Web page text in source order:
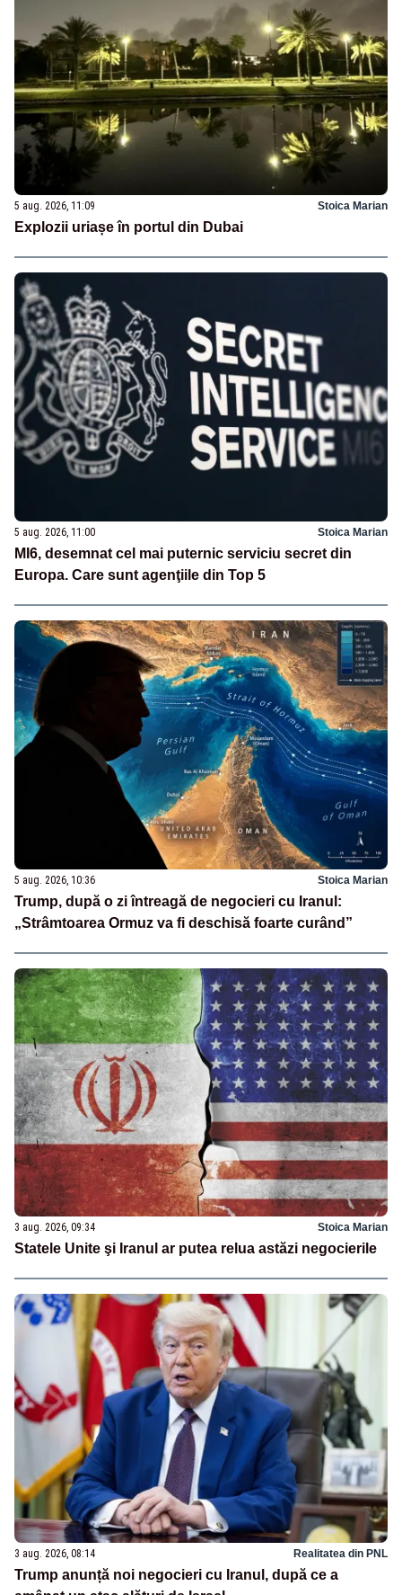
5 aug. 2026, 11:09 Stoica Marian
Explozii uriașe în portul din Dubai
5 aug. 2026, 11:00 Stoica Marian
MI6, desemnat cel mai puternic serviciu secret din
Europa. Care sunt agenţiile din Top 5
5 aug. 2026, 10:36 Stoica Marian
Trump, după o zi întreagă de negocieri cu Iranul:
„Strâmtoarea Ormuz va fi deschisă foarte curând”
3 aug. 2026, 09:34 Stoica Marian
Statele Unite şi Iranul ar putea relua astăzi negocierile
3 aug. 2026, 08:14 Realitatea din PNL
Trump anunță noi negocieri cu Iranul, după ce a